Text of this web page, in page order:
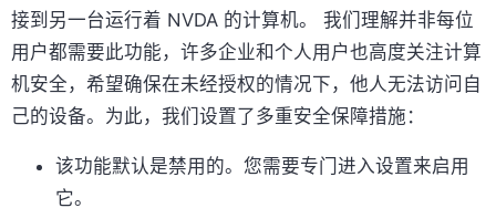
接到另一台运行着 NVDA 的计算机。 我们理解并非每位
用户都需要此功能，许多企业和个人用户也高度关注计算
机安全，希望确保在未经授权的情况下，他人无法访问自
己的设备。为此，我们设置了多重安全保障措施：
该功能默认是禁用的。您需要专门进入设置来启用
它。